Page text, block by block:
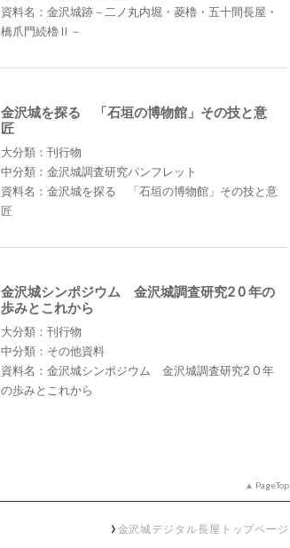
資料名：金沢城跡－二ノ丸内堀・菱櫓・五十間長屋・
橋爪門続櫓Ⅱ－
金沢城を探る 「石垣の博物館」その技と意
匠
大分類：刊行物
中分類：金沢城調査研究パンフレット
資料名：金沢城を探る 「石垣の博物館」その技と意
匠
金沢城シンポジウム 金沢城調査研究2 0 年の
歩みとこれから
大分類：刊行物
中分類：その他資料
資料名：金沢城シンポジウム 金沢城調査研究2 0 年
の歩みとこれから
PageTop
金沢城デジタル長屋トップページ